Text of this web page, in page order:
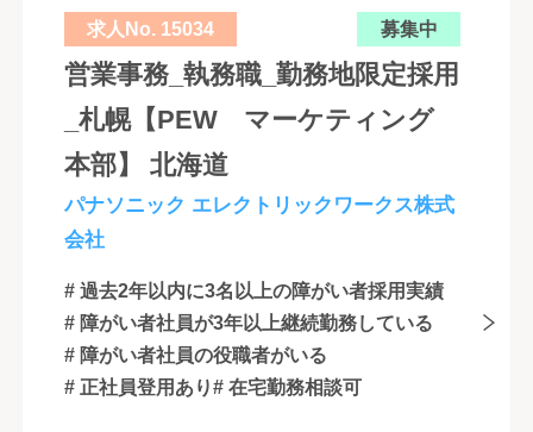
求人No. 15034 募集中
営業事務_執務職_勤務地限定採用
_札幌【PEW マーケティング
本部】 北海道
パナソニック エレクトリックワークス株式
会社
# 過去2年以内に3名以上の障がい者採用実績
# 障がい者社員が3年以上継続勤務している
# 障がい者社員の役職者がいる
# 正社員登用あり# 在宅勤務相談可